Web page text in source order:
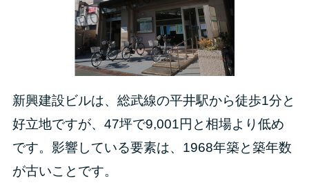
新興建設ビルは、総武線の平井駅から徒歩1分と
好立地ですが、47坪で9,001円と相場より低め
です。影響している要素は、1968年築と築年数
が古いことです。